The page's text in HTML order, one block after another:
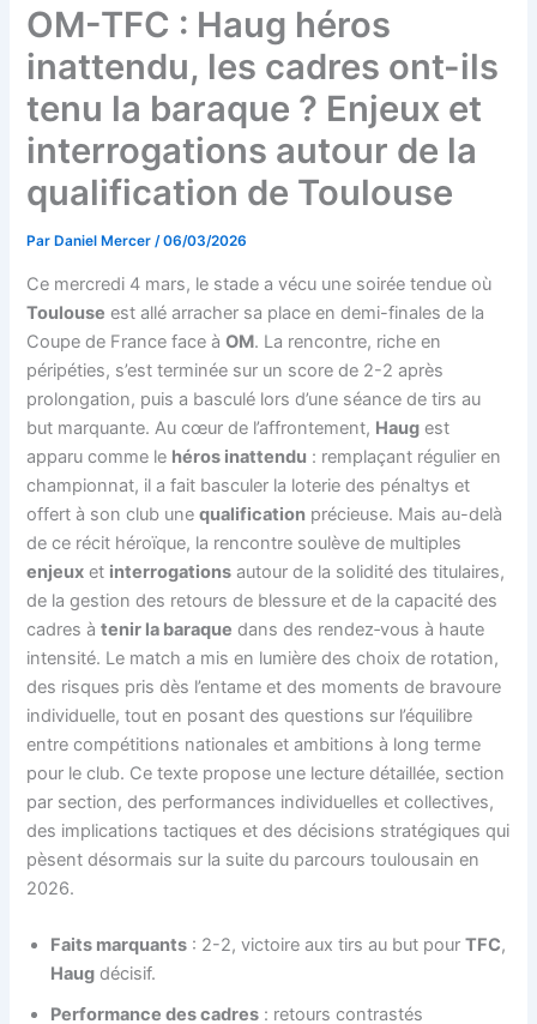
OM-TFC : Haug héros
inattendu, les cadres ont-ils
tenu la baraque ? Enjeux et
interrogations autour de la
qualification de Toulouse
Par Daniel Mercer/06/03/2026
Ce mercredi 4 mars, le stade a vécu une soirée tendue où
Toulouse est allé arracher sa place en demi-finales de la
Coupe de France face àOM. La rencontre, riche en
péripéties, s’est terminée sur un score de 2-2 après
prolongation, puis a basculé lors d’une séance de tirs au
but marquante. Au cœur de l’affrontement, Haug est
apparu comme le héros inattendu : remplaçant régulier en
championnat, il a fait basculer la loterie des pénaltys et
offert à son club unequalification précieuse. Mais au-delà
de ce récit héroïque, la rencontre soulève de multiples
enjeux et interrogations autour de la solidité des titulaires,
de la gestion des retours de blessure et de la capacité des
cadres àtenir la baraque dans des rendez‑vous à haute
intensité. Le match a mis en lumière des choix de rotation,
des risques pris dès l’entame et des moments de bravoure
individuelle, tout en posant des questions sur l’équilibre
entre compétitions nationales et ambitions à long terme
pour le club. Ce texte propose une lecture détaillée, section
par section, des performances individuelles et collectives,
des implications tactiques et des décisions stratégiques qui
pèsent désormais sur la suite du parcours toulousain en
2026.
Faits marquants : 2-2, victoire aux tirs au but pourTFC,
Haug décisif.
Performance des cadres : retours contrastés